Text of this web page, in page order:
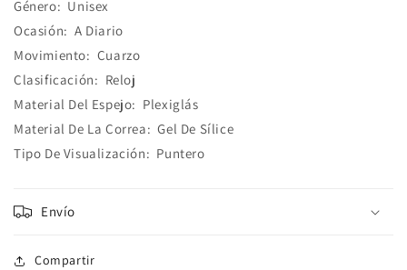
Género: Unisex
Ocasión: A Diario
Movimiento: Cuarzo
Clasificación: Reloj
Material Del Espejo: Plexiglás
Material De La Correa: Gel De Sílice
Tipo De Visualización: Puntero
Envío
Compartir